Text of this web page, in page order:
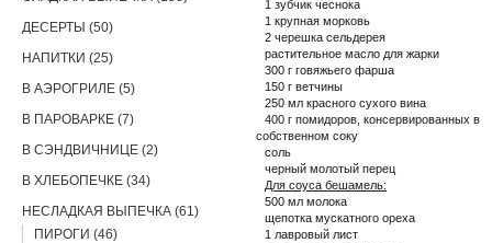
1 зубчик чеснока
1 крупная морковь
2 черешка сельдерея
растительное масло для жарки
300 г говяжьего фарша
150 г ветчины
250 мл красного сухого вина
400 г помидоров, консервированных в
собственном соку
соль
черный молотый перец
Для соуса бешамель:
500 мл молока
щепотка мускатного ореха
1 лавровый лист
ДЕСЕРТЫ (50)
НАПИТКИ (25)
В АЭРОГРИЛЕ (5)
В ПАРОВАРКЕ (7)
В СЭНДВИЧНИЦЕ (2)
В ХЛЕБОПЕЧКЕ (34)
НЕСЛАДКАЯ ВЫПЕЧКА (61)
ПИРОГИ (46)